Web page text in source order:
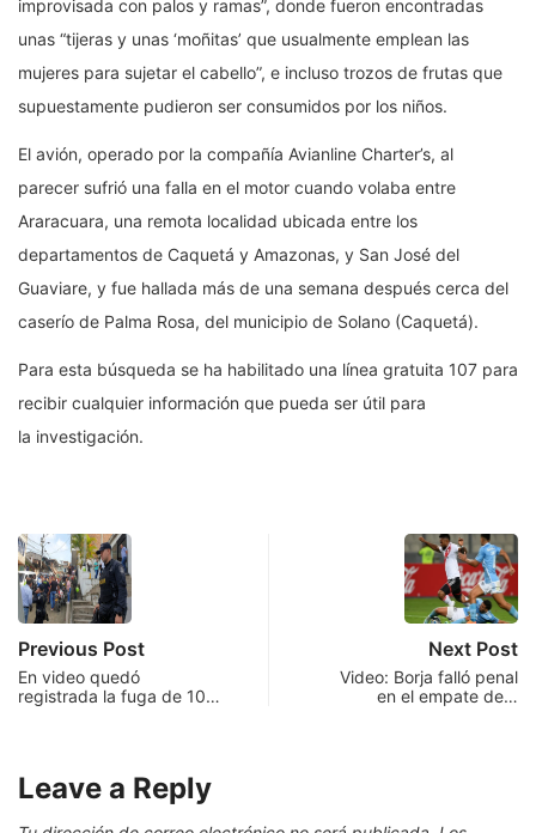
improvisada con palos y ramas”, donde fueron encontradas
unas “tijeras y unas ‘moñitas’ que usualmente emplean las
mujeres para sujetar el cabello”, e incluso trozos de frutas que
supuestamente pudieron ser consumidos por los niños.
El avión, operado por la compañía Avianline Charter’s, al
parecer sufrió una falla en el motor cuando volaba entre
Araracuara, una remota localidad ubicada entre los
departamentos de Caquetá y Amazonas, y San José del
Guaviare, y fue hallada más de una semana después cerca del
caserío de Palma Rosa, del municipio de Solano (Caquetá).
Para esta búsqueda se ha habilitado una línea gratuita 107 para
recibir cualquier información que pueda ser útil para
la investigación.
Previous Post
En video quedó
registrada la fuga de 10…
Next Post
Video: Borja falló penal
en el empate de…
Leave a Reply